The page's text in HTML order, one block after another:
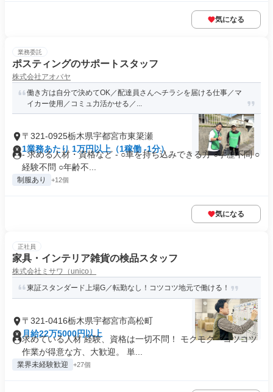
気になる
業務委託
ポスティングのサポートスタッフ
株式会社アオバヤ
働き方は自分で決めてOK／配達員さんへチラシを届ける仕事／マ
イカー使用／コミュ力活かせる／...
〒321-0925栃木県宇都宮市東簗瀬
1業務あたり 1万円以上（1稼働 -1分）
- 求める人材・資格など - ○車を持ち込みできる方 ○学歴不問 ○
経験不問 ○年齢不...
制服あり +12個
気になる
正社員
家具・インテリア雑貨の検品スタッフ
株式会社ミサワ（unico）
東証スタンダード上場G／転勤なし！コツコツ地元で働ける！
〒321-0416栃木県宇都宮市高松町
月給22万5000円以上
求めている人材 経験、資格は一切不問！ モクモク・コツコツ
作業が得意な方、大歓迎。 単...
業界未経験歓迎 +27個